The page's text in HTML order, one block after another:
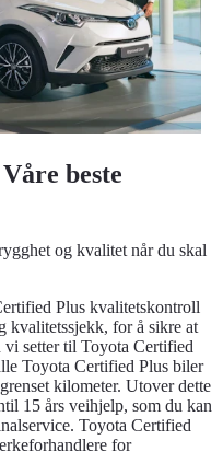
beste
og kvalitet når du skal
Plus kvalitetskontroll
kvalitetssjekk, for å sikre at
vi setter til Toyota Certified
Toyota Certified Plus biler
kilometer. Utover dette
15 års veihjelp, som du kan
Toyota Certified
for